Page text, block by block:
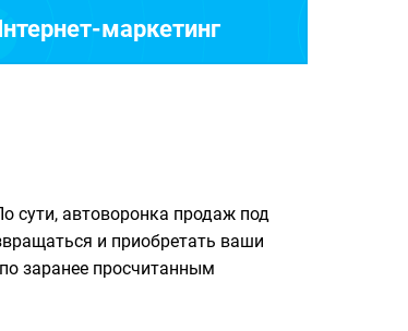
маркетинг
сути, автоворонка продаж под
и приобретать ваши
заранее просчитанным